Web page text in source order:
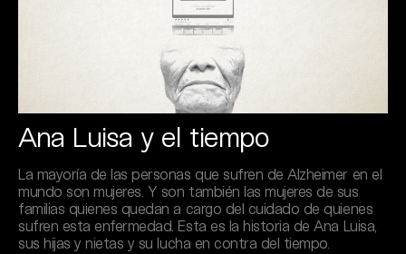
Ana Luisa y el tiempo
La mayoría de las personas que sufren de Alzheimer en el
mundo son mujeres. Y son también las mujeres de sus
familias quienes quedan a cargo del cuidado de quienes
sufren esta enfermedad. Esta es la historia de Ana Luisa,
sus hijas y nietas y su lucha en contra del tiempo.